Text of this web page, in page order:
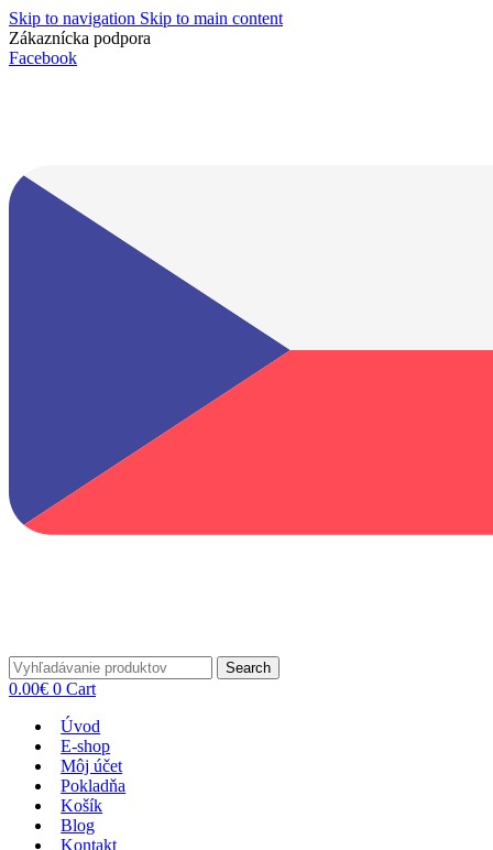
Skip to navigation Skip to main content
Zákaznícka podpora
Facebook
Search
0.00€ 0 Cart
Úvod
E-shop
Môj účet
Pokladňa
Košík
Blog
Kontakt